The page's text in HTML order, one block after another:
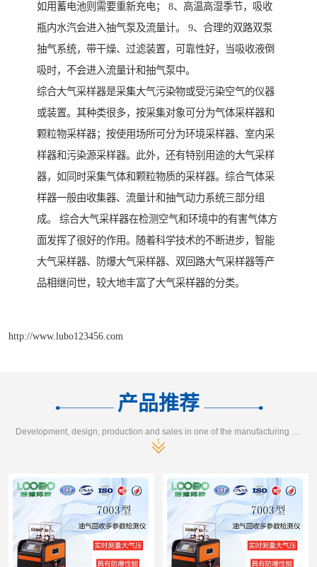
如用蓄电池则需要重新充电； 8、高温高湿季节，吸收
瓶内水汽会进入抽气泵及流量计。 9、合理的双路双泵
抽气系统，带干燥、过滤装置，可靠性好，当吸收液倒
吸时，不会进入流量计和抽气泵中。
综合大气采样器是采集大气污染物或受污染空气的仪器
或装置。其种类很多，按采集对象可分为气体采样器和
颗粒物采样器；按使用场所可分为环境采样器、室内采
样器和污染源采样器。此外，还有特别用途的大气采样
器，如同时采集气体和颗粒物质的采样器。综合气体采
样器一般由收集器、流量计和抽气动力系统三部分组
成。 综合大气采样器在检测空气和环境中的有害气体方
面发挥了很好的作用。随着科学技术的不断进步，智能
大气采样器、防爆大气采样器、双回路大气采样器等产
品相继问世，较大地丰富了大气采样器的分类。
http://www.lubo123456.com
产品推荐